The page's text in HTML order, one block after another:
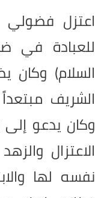
اعتزل فضولي
للعبادة في
السلام) وكان
الشريف
وكان يدعو
الاعتزال
نفسه لها